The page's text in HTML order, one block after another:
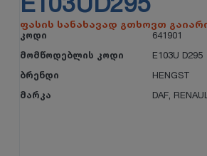
E103UD295
ფასის სანახავად გთხოვთ
კოდი
641901
მომწოდებლის კოდი
E103U D295
ბრენდი
HENGST
მარკა
DAF